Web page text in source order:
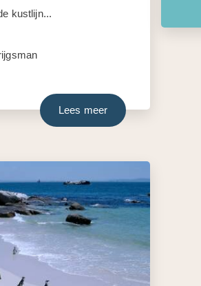
kustlijn...
Lees meer